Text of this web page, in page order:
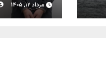
مرداد ۱۲, ۱۴۰۵